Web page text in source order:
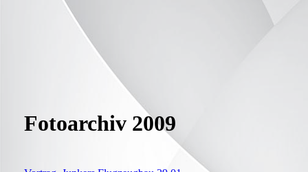
Fotoarchiv 2009